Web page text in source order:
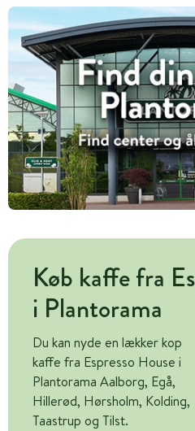
Køb kaffe fra
i Plantorama
Du kan nyde en lækker kop
kaffe fra Espresso House i
Plantorama Aalborg, Egå,
Hillerød, Hørsholm, Kolding,
Taastrup og Tilst.